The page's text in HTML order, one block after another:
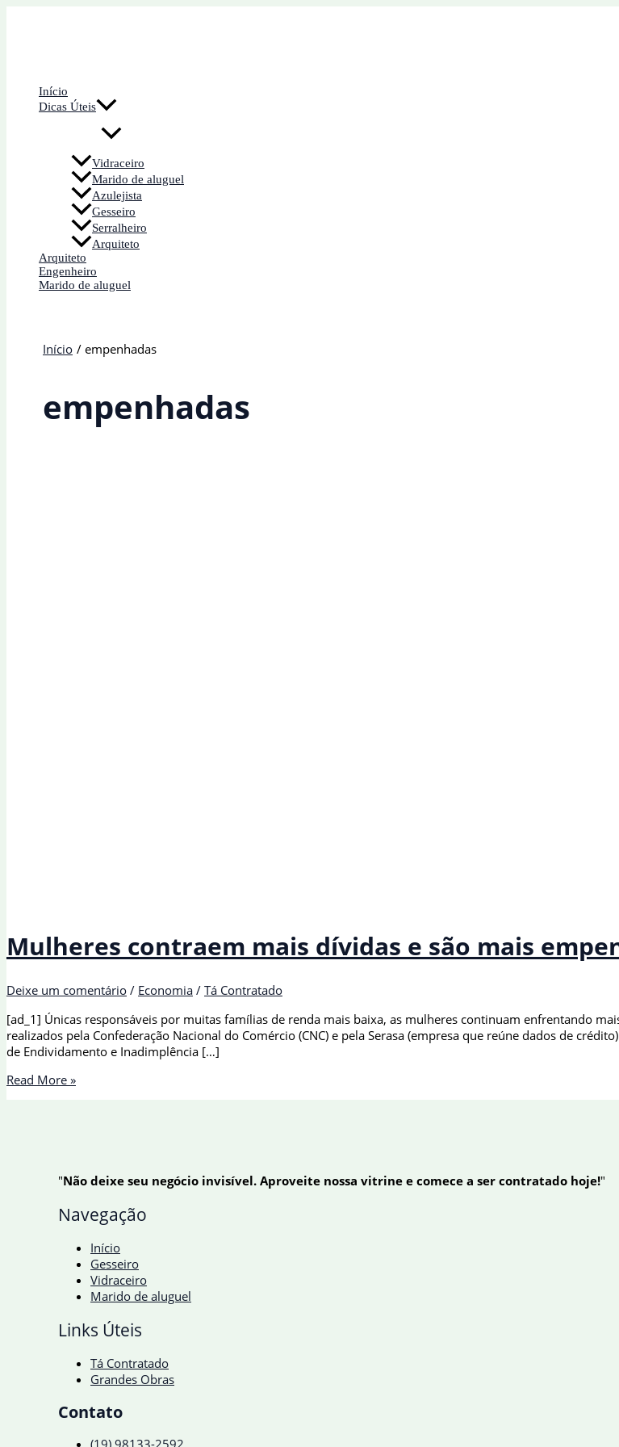
Início
Dicas Úteis
Vidraceiro
Marido de aluguel
Azulejista
Gesseiro
Serralheiro
Arquiteto
Arquiteto
Engenheiro
Marido de aluguel
Início empenhadas
empenhadas
Mulheres contraem mais dívidas e são mais
Deixe um comentário / Economia / Tá Contratado
[ad_1] Únicas responsáveis por muitas famílias de renda mais baixa, as mulheres continuam enfrentando
realizados pela Confederação Nacional do Comércio (CNC) e pela Serasa (empresa que reúne dados de
de Endividamento e Inadimplência […]
Mulheres
Read More »
"Não deixe seu negócio invisível. Aproveite nossa vitrine e comece a ser contratado hoje!"
Navegação
Início
Gesseiro
Vidraceiro
Marido de aluguel
Links Úteis
Tá Contratado
Grandes Obras
Contato